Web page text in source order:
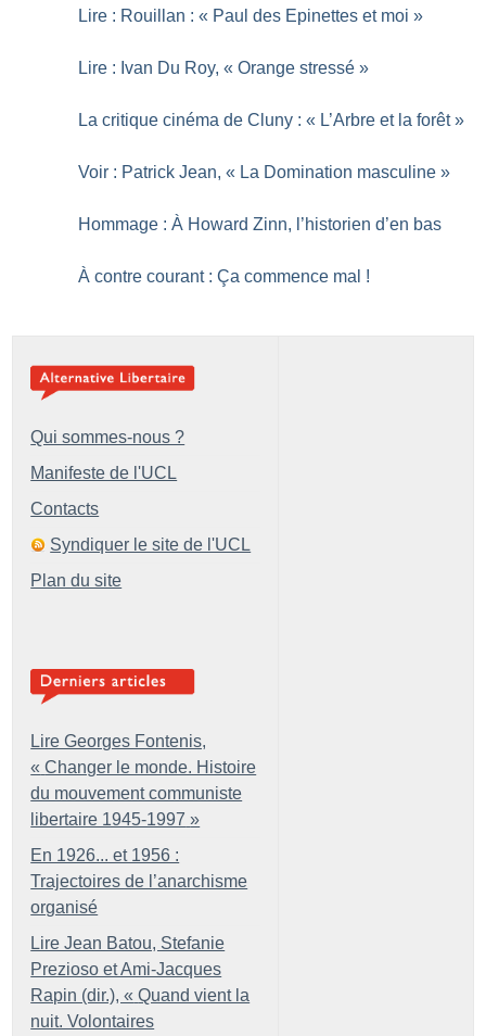
Lire : Rouillan : « Paul des Epinettes et moi »
Lire : Ivan Du Roy, « Orange stressé »
La critique cinéma de Cluny : « L’Arbre et la forêt »
Voir : Patrick Jean, « La Domination masculine »
Hommage : À Howard Zinn, l’historien d’en bas
À contre courant : Ça commence mal !
Qui sommes-nous ?
Manifeste de l'UCL
Contacts
Syndiquer le site de l'UCL
Plan du site
Lire Georges Fontenis,
« Changer le monde. Histoire
du mouvement communiste
libertaire 1945-1997 »
En 1926... et 1956 :
Trajectoires de l’anarchisme
organisé
Lire Jean Batou, Stefanie
Prezioso et Ami-Jacques
Rapin (dir.), « Quand vient la
nuit. Volontaires